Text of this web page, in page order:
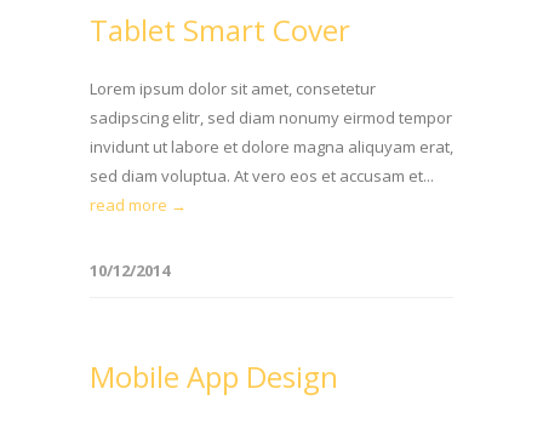
Tablet Smart Cover
Lorem ipsum dolor sit amet, consetetur
sadipscing elitr, sed diam nonumy eirmod tempor
invidunt ut labore et dolore magna aliquyam erat,
sed diam voluptua. At vero eos et accusam et...
read more →
10/12/2014
Mobile App Design